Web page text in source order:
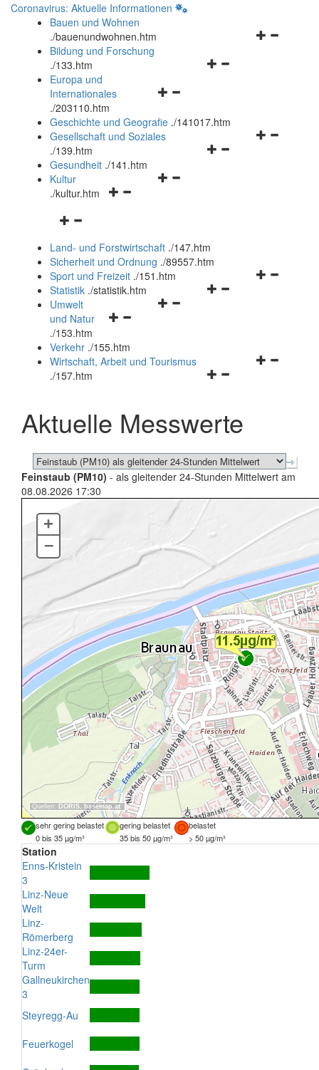
Coronavirus: Aktuelle Informationen
Bauen und Wohnen
./bauenundwohnen.htm
Navigationsmenü
Bildung und Forschung
./133.htm
Navigationsmenü
und
schließen
Europa und
Internationales
./203110.htm
Geschichte und Geografie ./141017.htm
Navigationsmenü
Gesellschaft und Soziales
./139.htm
Navigationsmenü
Gesundheit ./141.htm
Navigationsmenü
Kultur
./kultur.htm
Navigationsmenü
und
schließen
Land- und Forstwirtschaft ./147.htm
Sicherheit und Ordnung ./89557.htm
Navigationsmenü
Sport und Freizeit ./151.htm
Navigationsmenü
Statistik ./statistik.htm
Navigationsmenü
und
schließen
Umwelt
und Natur
./153.htm
Verkehr ./155.htm
Navigationsmenü
schließen
Wirtschaft, Arbeit und Tourismus
./157.htm
Aktuelle Messwerte
Feinstaub (PM10) - als gleitender 24-Stunden Mittelwert am
08.08.2026 17:30
Quellen: DORIS, basemap.at
+
–
sehr gering belastet gering belastet
belastet
0 bis 35 µg/m³
35 bis 50 µg/m³ > 50 µg/m³
Station
Enns-Kristein
3
Linz-Neue
Welt
Linz-
Römerberg
Linz-24er-
Turm
Gallneukirchen
3
Steyregg-Au
Feuerkogel